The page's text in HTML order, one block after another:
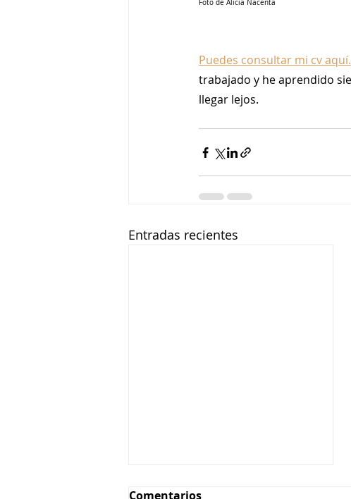
Foto de Alicia Nacenta
Puedes consultar mi cv aquí.
trabajado y he aprendido
llegar lejos.
Entradas recientes
Comentarios